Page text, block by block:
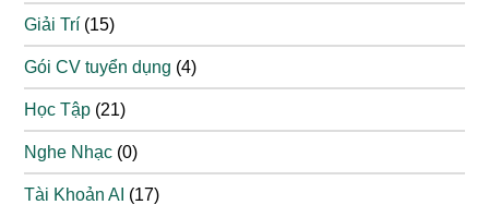
Giải Trí (15)
Gói CV tuyển dụng (4)
Học Tập (21)
Nghe Nhạc (0)
Tài Khoản AI (17)